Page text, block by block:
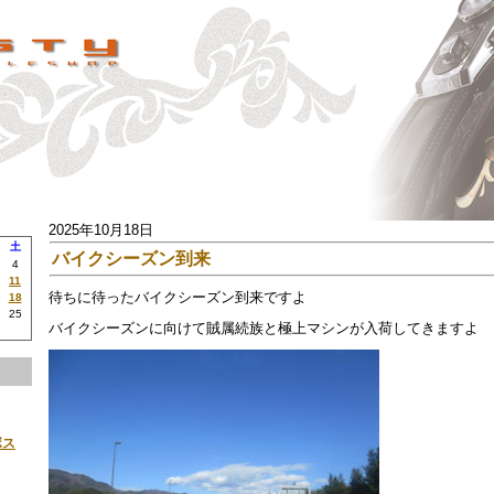
土
4
11
18
25
2025年10月18日
バイクシーズン到来
待ちに待ったバイクシーズン到来ですよ
バイクシーズンに向けて賊属続族と極上マシンが入荷してきますよ